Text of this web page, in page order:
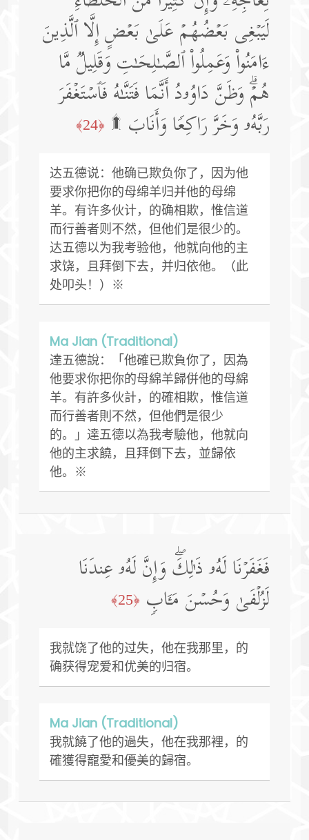
لَیَبۡغِی بَعۡضُهُمۡ عَلَىٰ بَعۡضٍ إِلَّا ٱلَّذِینَ
ءَامَنُوا۟ وَعَمِلُوا۟ ٱلصَّـٰلِحَـٰتِ وَقَلِیلࣱ مَّا
هُمۡۗ وَظَنَّ دَاوُۥدُ أَنَّمَا فَتَنَّـٰهُ فَٱسۡتَغۡفَرَ
رَبَّهُۥ وَخَرَّ رَاكِعࣰا وَأَنَابَ ۩ ﴿24﴾
达五德说：他确已欺负你了，因为他
要求你把你的母绵羊归并他的母绵
羊。有许多伙计，的确相欺，惟信道
而行善者则不然，但他们是很少的。
达五德以为我考验他，他就向他的主
求饶，且拜倒下去，并归依他。（此
处叩头！）※
Ma Jian (Traditional)
達五德說：「他確已欺負你了，因為
他要求你把你的母綿羊歸併他的母綿
羊。有許多伙計，的確相欺，惟信道
而行善者則不然，但他們是很少
的。」達五德以為我考驗他，他就向
他的主求饒，且拜倒下去，並歸依
他。※
فَغَفَرۡنَا لَهُۥ ذَ ٰ⁠لِكَۖ وَإِنَّ لَهُۥ عِندَنَا
لَزُلۡفَىٰ وَحُسۡنَ مَـَٔابࣲ ﴿25﴾
我就饶了他的过失，他在我那里，的
确获得宠爱和优美的归宿。
Ma Jian (Traditional)
我就饒了他的過失，他在我那裡，的
確獲得寵愛和優美的歸宿。